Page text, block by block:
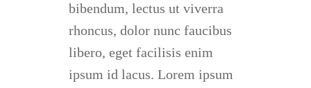
bibendum, lectus ut viverra
rhoncus, dolor nunc faucibus
libero, eget facilisis enim
ipsum id lacus. Lorem ipsum